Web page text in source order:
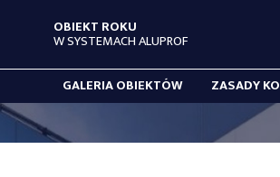
OBIEKT ROKU
W SYSTEMACH ALUPROF
GALERIA OBIEKTÓW ZASADY